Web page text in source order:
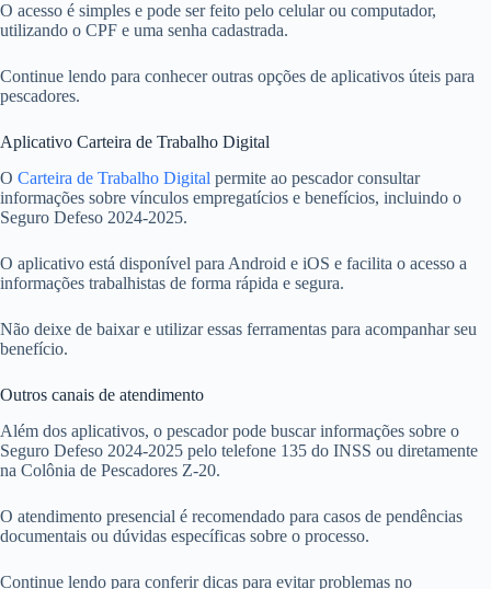
O acesso é simples e pode ser feito pelo celular ou computador,
utilizando o CPF e uma senha cadastrada.
Continue lendo para conhecer outras opções de aplicativos úteis para
pescadores.
Aplicativo Carteira de Trabalho Digital
O Carteira de Trabalho Digital permite ao pescador consultar
informações sobre vínculos empregatícios e benefícios, incluindo o
Seguro Defeso 2024-2025.
O aplicativo está disponível para Android e iOS e facilita o acesso a
informações trabalhistas de forma rápida e segura.
Não deixe de baixar e utilizar essas ferramentas para acompanhar seu
benefício.
Outros canais de atendimento
Além dos aplicativos, o pescador pode buscar informações sobre o
Seguro Defeso 2024-2025 pelo telefone 135 do INSS ou diretamente
na Colônia de Pescadores Z-20.
O atendimento presencial é recomendado para casos de pendências
documentais ou dúvidas específicas sobre o processo.
Continue lendo para conferir dicas para evitar problemas no